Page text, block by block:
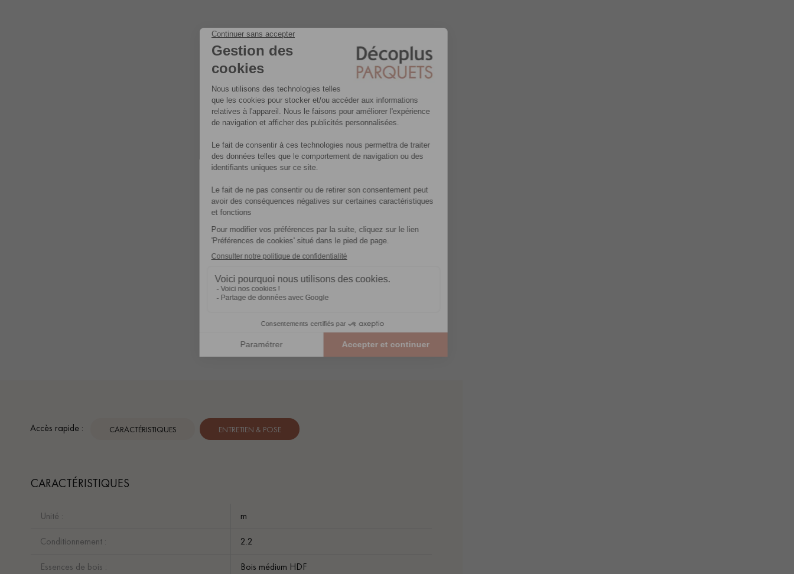
Accès rapide : CARACTÉRISTIQUES ENTRETIEN & POSE
CARACTÉRISTIQUES
Unité : m
Conditionnement : 2.2
Essences de bois : Bois médium HDF